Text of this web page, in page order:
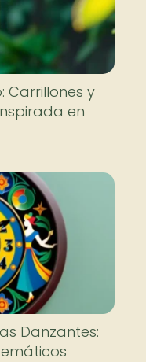
Carrillones y
en
Danzantes: